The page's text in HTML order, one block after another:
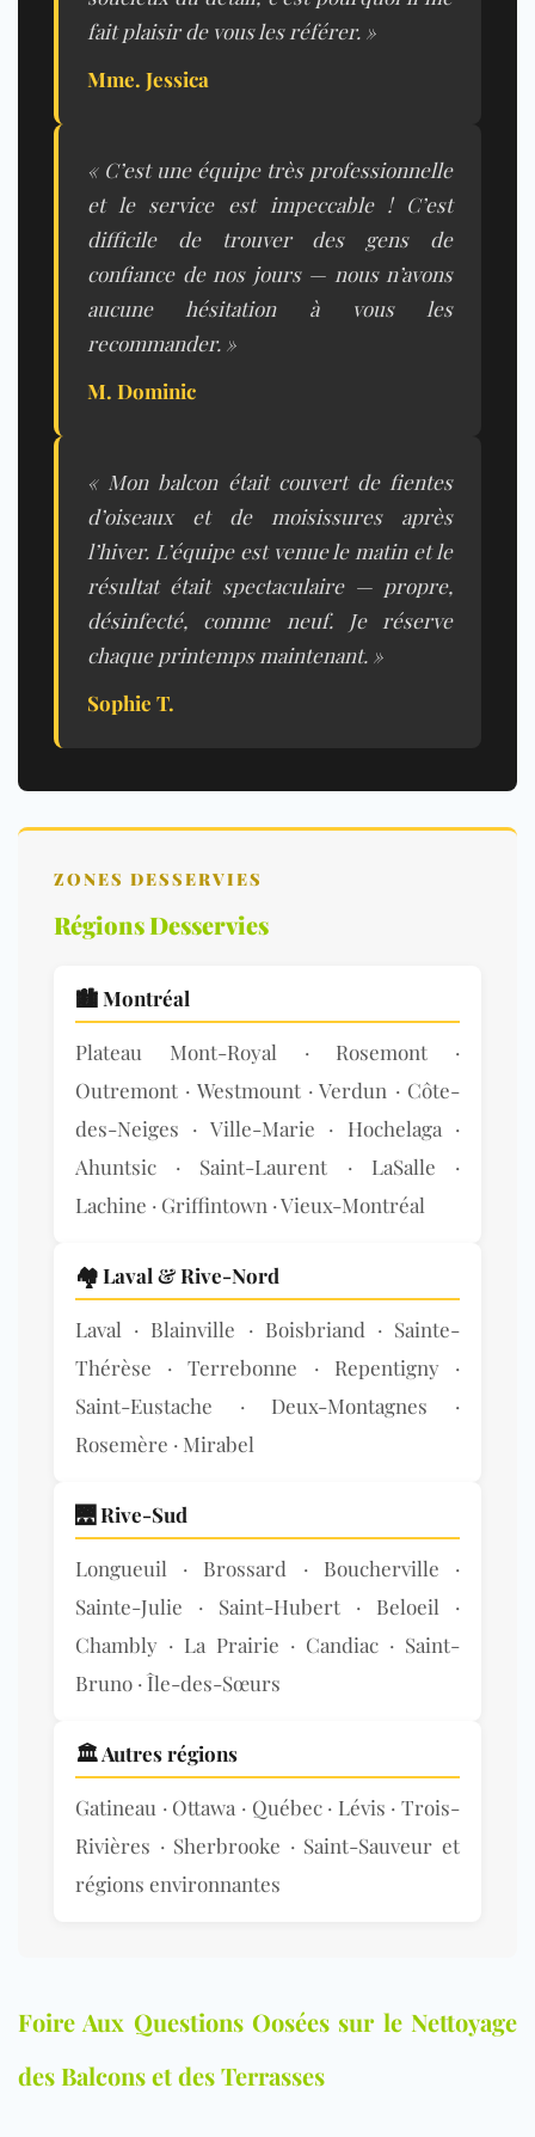
fait plaisir de vous les référer. »
Mme. Jessica
« C’est une équipe très professionnelle
et le service est impeccable ! C’est
difficile de trouver des gens de
confiance de nos jours — nous n’avons
aucune hésitation à vous les
recommander. »
M. Dominic
« Mon balcon était couvert de fientes
d’oiseaux et de moisissures après
l’hiver. L’équipe est venue le matin et le
résultat était spectaculaire — propre,
désinfecté, comme neuf. Je réserve
chaque printemps maintenant. »
Sophie T.
ZONES DESSERVIES
Régions Desservies
🏙️Montréal
Plateau Mont-Royal · Rosemont ·
Outremont · Westmount · Verdun · Côte-
des-Neiges · Ville-Marie · Hochelaga ·
Ahuntsic · Saint-Laurent · LaSalle ·
Lachine · Griffintown · Vieux-Montréal
🏘️Laval & Rive-Nord
Laval · Blainville · Boisbriand · Sainte-
Thérèse · Terrebonne · Repentigny ·
Saint-Eustache · Deux-Montagnes ·
Rosemère · Mirabel
🌉Rive-Sud
Longueuil · Brossard · Boucherville ·
Sainte-Julie · Saint-Hubert · Beloeil ·
Chambly · La Prairie · Candiac · Saint-
Bruno · Île-des-Sœurs
🏛️ Autres régions
Gatineau · Ottawa · Québec· Lévis · Trois-
Rivières · Sherbrooke · Saint-Sauveur et
régions environnantes
Foire Aux Questions Oosées sur le Nettoyage
des Balcons et des Terrasses